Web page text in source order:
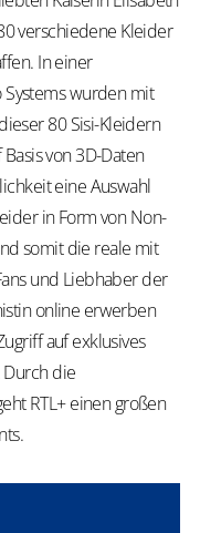
verschiedene Kleider
In einer
Systems wurden mit
80 Sisi-Kleidern
von 3D-Daten
eine Auswahl
in Form von Non-
somit die reale mit
und Liebhaber der
online erwerben
auf exklusives
die
RTL+ einen großen